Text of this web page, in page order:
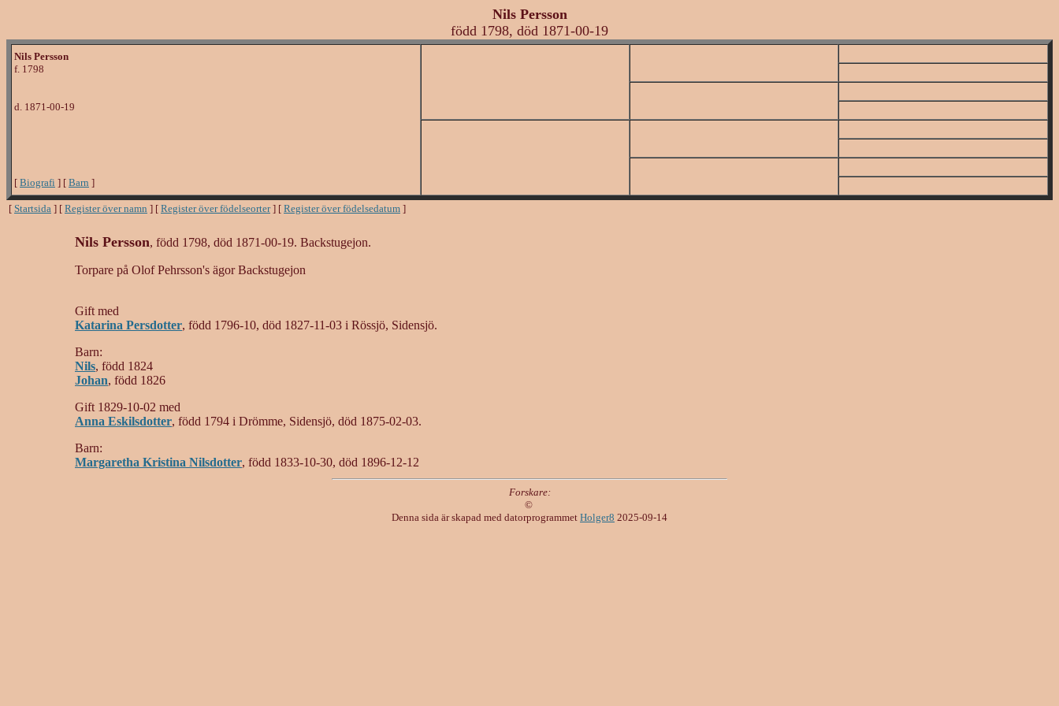
Nils Persson
född 1798, död 1871-00-19
Nils Persson
f. 1798
d. 1871-00-19
[ Biografi ] [ Barn ]
[ Startsida ] [ Register över namn ] [ Register över födelseorter] [ Register över födelsedatum ]
Nils Persson, född 1798, död 1871-00-19. Backstugejon.
Torpare på Olof Pehrsson's ägor Backstugejon
Gift med
Katarina Persdotter, född 1796-10, död 1827-11-03 i Rössjö, Sidensjö.
Barn:
Nils, född 1824
Johan, född 1826
Gift 1829-10-02 med
Anna Eskilsdotter, född 1794 i Drömme, Sidensjö, död 1875-02-03.
Barn:
Margaretha Kristina Nilsdotter, född 1833-10-30, död 1896-12-12
Forskare:
©
Denna sida är skapad med datorprogrammet Holger8 2025-09-14